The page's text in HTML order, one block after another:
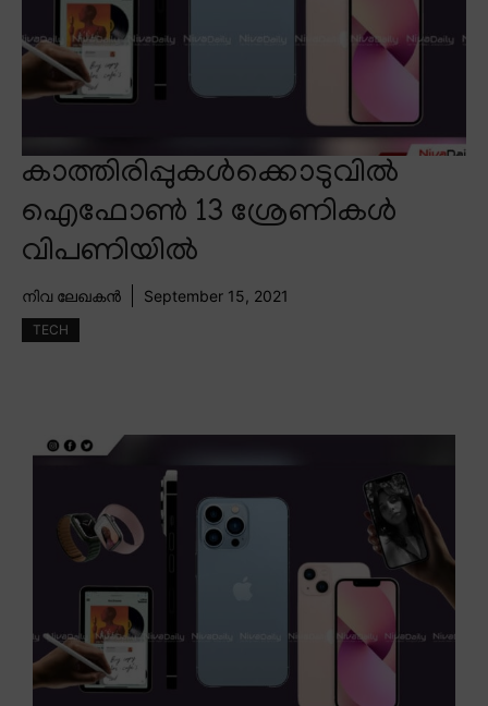
കാത്തിരിപ്പുകൾക്കൊടുവിൽ
ഐഫോൺ 13 ശ്രേണികൾ
വിപണിയിൽ
നിവ ലേഖകൻ September 15, 2021
TECH